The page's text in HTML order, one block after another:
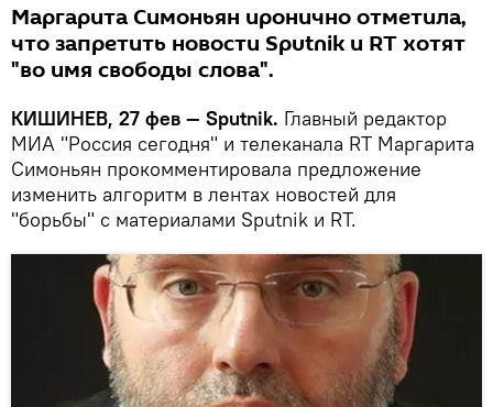
Маргарита Симоньян иронично отметила,
что запретить новости Sputnik и RT хотят
"во имя свободы слова".
КИШИНЕВ, 27 фев — Sputnik. Главный редактор
МИА "Россия сегодня" и телеканала RT Маргарита
Симоньян прокомментировала предложение
изменить алгоритм в лентах новостей для
"борьбы" с материалами Sputnik и RT.